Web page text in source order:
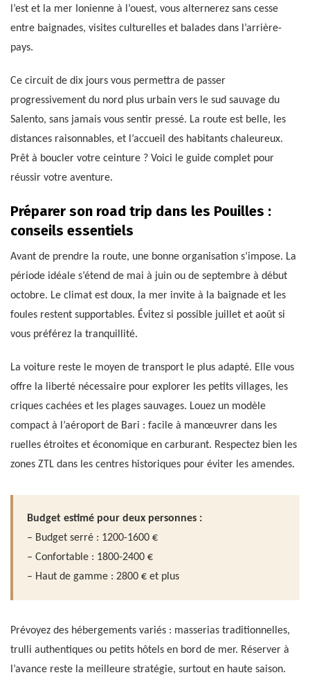
l’est et la mer Ionienne à l’ouest, vous alternerez sans cesse
entre baignades, visites culturelles et balades dans l’arrière-
pays.
Ce circuit de dix jours vous permettra de passer
progressivement du nord plus urbain vers le sud sauvage du
Salento, sans jamais vous sentir pressé. La route est belle, les
distances raisonnables, et l’accueil des habitants chaleureux.
Prêt à boucler votre ceinture ? Voici le guide complet pour
réussir votre aventure.
Préparer son road trip dans les Pouilles :
conseils essentiels
Avant de prendre la route, une bonne organisation s’impose. La
période idéale s’étend de mai à juin ou de septembre à début
octobre. Le climat est doux, la mer invite à la baignade et les
foules restent supportables. Évitez si possible juillet et août si
vous préférez la tranquillité.
La voiture reste le moyen de transport le plus adapté. Elle vous
offre la liberté nécessaire pour explorer les petits villages, les
criques cachées et les plages sauvages. Louez un modèle
compact à l’aéroport de Bari : facile à manœuvrer dans les
ruelles étroites et économique en carburant. Respectez bien les
zones ZTL dans les centres historiques pour éviter les amendes.
Budget estimé pour deux personnes :
– Budget serré : 1200-1600 €
– Confortable : 1800-2400 €
– Haut de gamme : 2800 € et plus
Prévoyez des hébergements variés : masserias traditionnelles,
trulli authentiques ou petits hôtels en bord de mer. Réserver à
l’avance reste la meilleure stratégie, surtout en haute saison.